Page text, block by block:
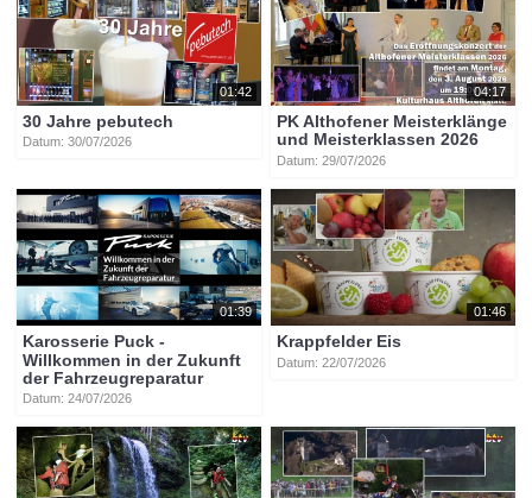
01:42
30 Jahre pebutech
Datum: 30/07/2026
04:17
PK Althofener Meisterklänge
und Meisterklassen 2026
Datum: 29/07/2026
01:39
Karosserie Puck -
Willkommen in der Zukunft
der Fahrzeugreparatur
Datum: 24/07/2026
01:46
Krappfelder Eis
Datum: 22/07/2026